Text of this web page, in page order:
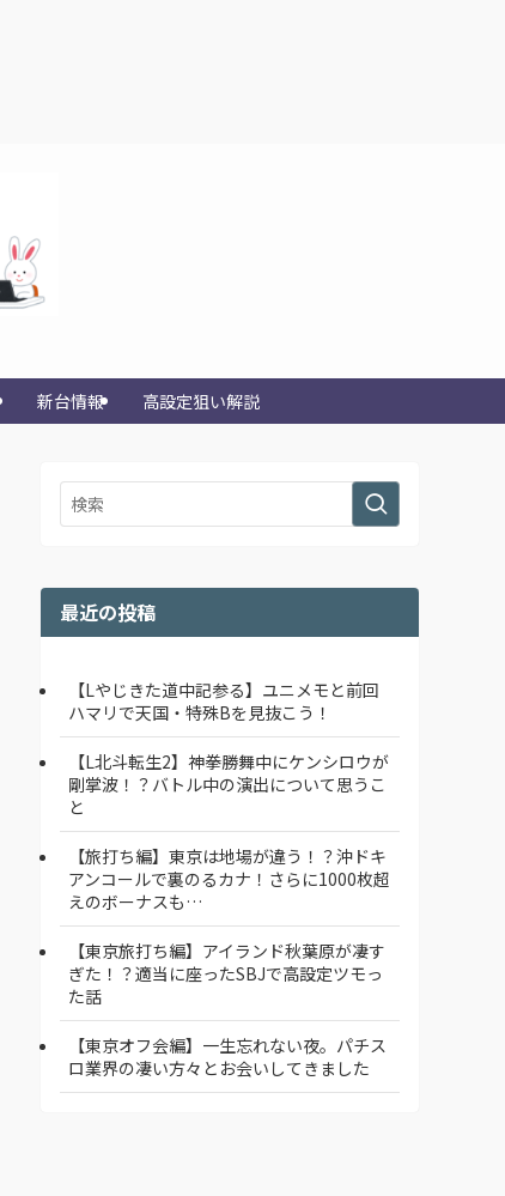
新台情報 高設定狙い解説
最近の投稿
【Lやじきた道中記参る】ユニメモと前回
ハマリで天国・特殊Bを見抜こう！
【L北斗転生2】神拳勝舞中にケンシロウが
剛掌波！？バトル中の演出について思うこ
と
【旅打ち編】東京は地場が違う！？沖ドキ
アンコールで裏のるカナ！さらに1000枚超
えのボーナスも…
【東京旅打ち編】アイランド秋葉原が凄す
ぎた！？適当に座ったSBJで高設定ツモっ
た話
【東京オフ会編】一生忘れない夜。パチス
ロ業界の凄い方々とお会いしてきました